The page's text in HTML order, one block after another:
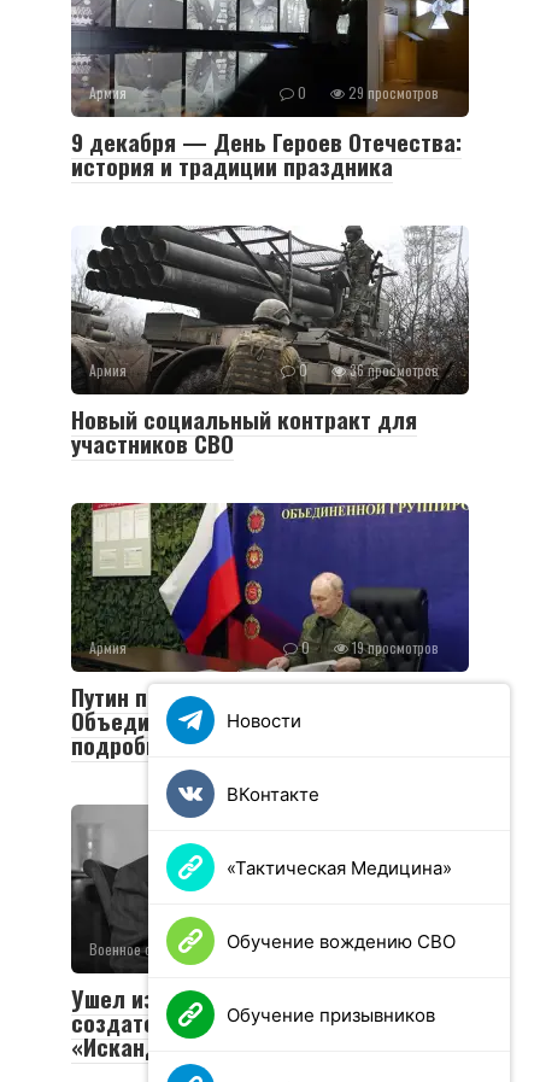
Армия 0 29 просмотров
9 декабря — День Героев Отечества:
история и традиции праздника
Армия 0 36 просмотров
Новый социальный контракт для
участников СВО
Армия 0 19 просмотров
Путин посетил пункт управления
Объединенной группировки войск:
подробности визита
Военное обозрение 0 49 просмотров
Ушел из жизни Валериан Соболев —
создатель легендарных «Тополей» и
«Искандеров»
Новости
ВКонтакте
«Тактическая Медицина»
Обучение вождению СВО
Обучение призывников